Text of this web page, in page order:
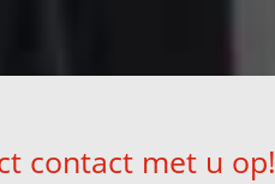
contact met u op!